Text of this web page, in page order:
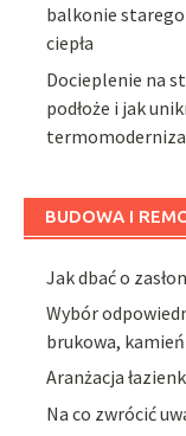
balkonie
ciepła
Docieplenie na
podłoże i jak
BUDOWA I
Jak dbać o
Wybór
brukowa,
Aranżacja
Na co zwrócić